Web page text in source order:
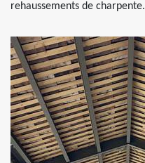
rehaussements de